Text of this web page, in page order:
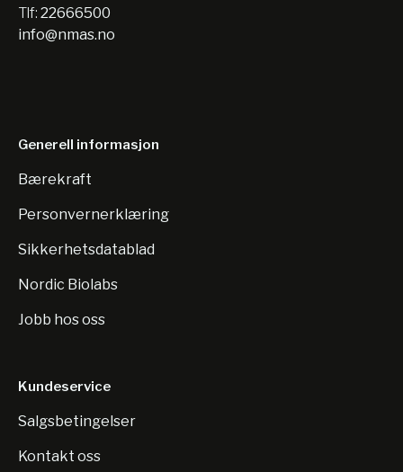
Tlf: 22666500
info@nmas.no
Generell informasjon
Bærekraft
Personvernerklæring
Sikkerhetsdatablad
Nordic Biolabs
Jobb hos oss
Kundeservice
Salgsbetingelser
Kontakt oss